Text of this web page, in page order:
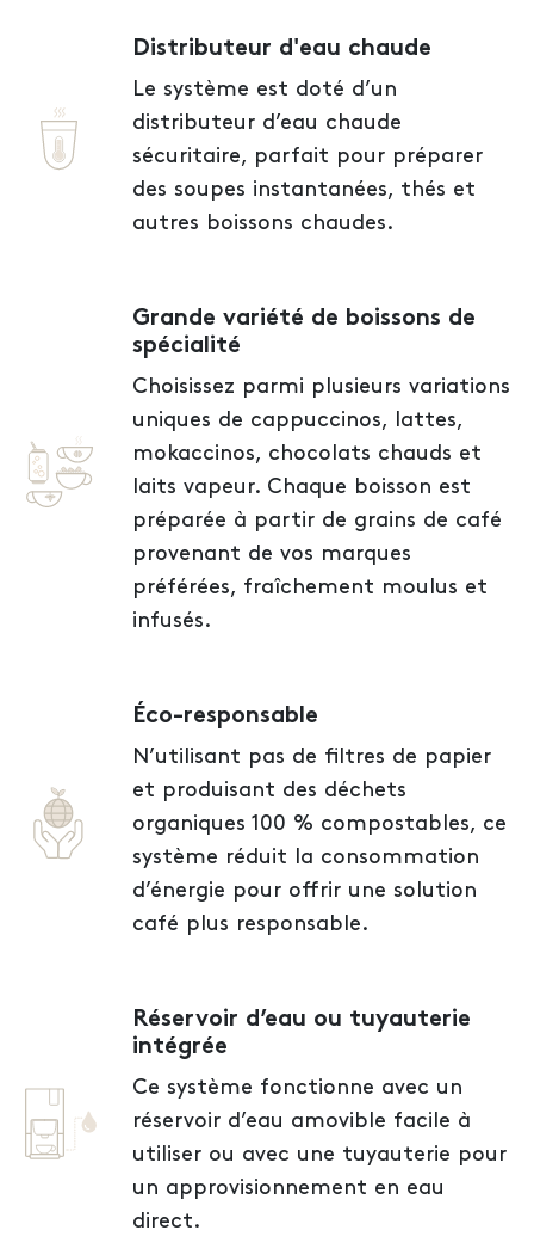
Distributeur d'eau chaude
Le système est doté d’un
distributeur d’eau chaude
sécuritaire, parfait pour préparer
des soupes instantanées, thés et
autres boissons chaudes.
Grande variété de boissons de
spécialité
Choisissez parmi plusieurs variations
uniques de cappuccinos, lattes,
mokaccinos, chocolats chauds et
laits vapeur. Chaque boisson est
préparée à partir de grains de café
provenant de vos marques
préférées, fraîchement moulus et
infusés.
Éco-responsable
N’utilisant pas de filtres de papier
et produisant des déchets
organiques 100 % compostables, ce
système réduit la consommation
d’énergie pour offrir une solution
café plus responsable.
Réservoir d’eau ou tuyauterie
intégrée
Ce système fonctionne avec un
réservoir d’eau amovible facile à
utiliser ou avec une tuyauterie pour
un approvisionnement en eau
direct.